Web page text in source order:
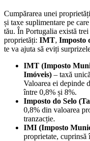
Cumpărarea unei
și taxe suplimentare pe
tău. În Portugalia există
proprietăți: IMT, Imposto
te va ajuta să eviți
IMT (Imposto
Imóveis) – taxă
Valoarea ei depinde
între 0,8% și 8%.
Imposto do Selo
0,8% din valoarea
tranzacție.
IMI (Imposto
proprietate, cuprinsă